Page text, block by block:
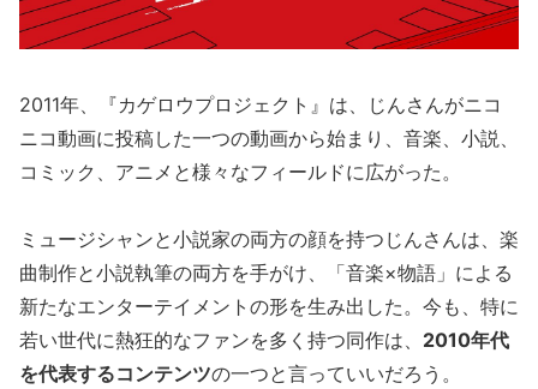
2011年、『カゲロウプロジェクト』は、じんさんがニコ
ニコ動画に投稿した一つの動画から始まり、音楽、小説、
コミック、アニメと様々なフィールドに広がった。
ミュージシャンと小説家の両方の顔を持つじんさんは、楽
曲制作と小説執筆の両方を手がけ、「音楽×物語」による
新たなエンターテイメントの形を生み出した。今も、特に
若い世代に熱狂的なファンを多く持つ同作は、 2010年代
を代表するコンテンツの一つと言っていいだろう。